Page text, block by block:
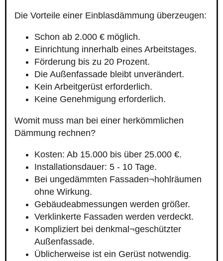
Die Vorteile einer Einblasdämmung überzeugen:
Schon ab 2.000 € möglich.
Einrichtung innerhalb eines Arbeitstages.
Förderung bis zu 20 Prozent.
Die Außenfassade bleibt unverändert.
Kein Arbeitgerüst erforderlich.
Keine Genehmigung erforderlich.
Womit muss man bei einer herkömmlichen
Dämmung rechnen?
Kosten: Ab 15.000 bis über 25.000 €.
Installationsdauer: 5 - 10 Tage.
Bei ungedämmten Fassaden¬hohlräumen
ohne Wirkung.
Gebäudeabmessungen werden größer.
Verklinkerte Fassaden werden verdeckt.
Kompliziert bei denkmal¬geschützter
Außenfassade.
Üblicherweise ist ein Gerüst notwendig.